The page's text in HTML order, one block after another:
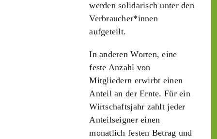
werden solidarisch unter den
Verbraucher*­innen
aufgeteilt.
In anderen Worten, eine
feste Anzahl von
Mitgliedern erwirbt einen
Anteil an der Ernte. Für ein
Wirtschaftsjahr zahlt jeder
Anteilseigner einen
monatlich festen Betrag und